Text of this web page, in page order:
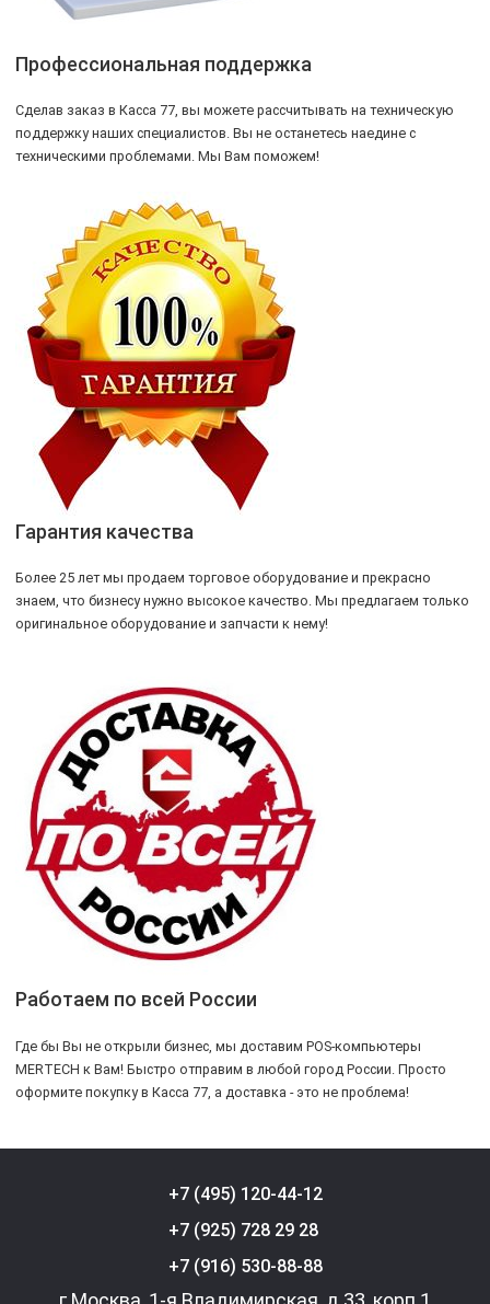
Профессиональная поддержка
Сделав заказ в Касса 77, вы можете рассчитывать на техническую
поддержку наших специалистов. Вы не останетесь наедине с
техническими проблемами. Мы Вам поможем!
Гарантия качества
Более 25 лет мы продаем торговое оборудование и прекрасно
знаем, что бизнесу нужно высокое качество. Мы предлагаем только
оригинальное оборудование и запчасти к нему!
Работаем по всей России
Где бы Вы не открыли бизнес, мы доставим POS-компьютеры
MERTECH к Вам! Быстро отправим в любой город России. Просто
оформите покупку в Касса 77, а доставка - это не проблема!
+7 (495) 120-44-12
+7 (925) 728 29 28
+7 (916) 530-88-88